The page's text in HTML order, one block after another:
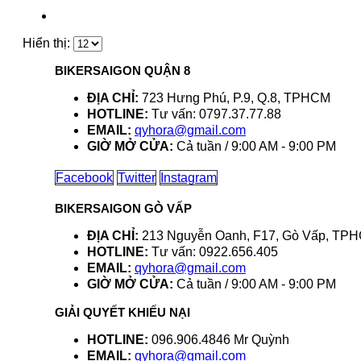
Hiển thị:
BIKERSAIGON QUẬN 8
ĐỊA CHỈ: 723 Hưng Phú, P.9, Q.8, TPHCM
HOTLINE: Tư vấn: 0797.37.77.88
EMAIL: qyhora@gmail.com
GIỜ MỞ CỬA: Cả tuần / 9:00 AM - 9:00 PM
Facebook Twitter Instagram
BIKERSAIGON GÒ VẤP
ĐỊA CHỈ: 213 Nguyễn Oanh, F17, Gò Vấp,
HOTLINE: Tư vấn: 0922.656.405
EMAIL: qyhora@gmail.com
GIỜ MỞ CỬA: Cả tuần / 9:00 AM - 9:00 PM
GIẢI QUYẾT KHIẾU NẠI
HOTLINE: 096.906.4846 Mr Quỳnh
EMAIL: qyhora@gmail.com